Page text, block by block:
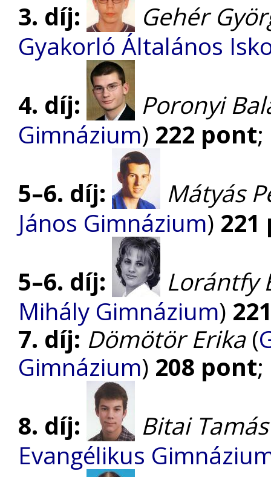
3. díj:
Gehér
Gyakorló Általános
4. díj:
Poronyi
Gimnázium) 222 pont;
5–6. díj:
Mátyás
János Gimnázium)
5–6. díj:
Lorántfy
Mihály Gimnázium)
7. díj: Dömötör Erika(
Gimnázium) 208 pont;
8. díj:
Bitai Tamás
Evangélikus